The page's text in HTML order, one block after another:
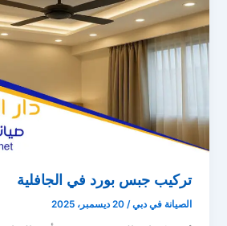
تركيب جبس بورد في الجافلية
الصيانة في دبي/20 ديسمبر، 2025